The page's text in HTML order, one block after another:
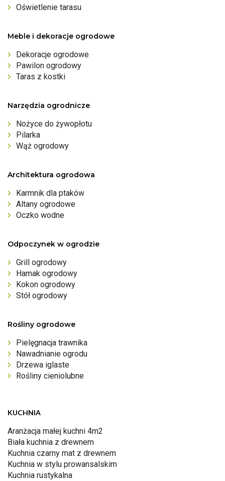
Oświetlenie tarasu
Meble i dekoracje ogrodowe
Dekoracje ogrodowe
Pawilon ogrodowy
Taras z kostki
Narzędzia ogrodnicze
Nożyce do żywopłotu
Pilarka
Wąż ogrodowy
Architektura ogrodowa
Karmnik dla ptaków
Altany ogrodowe
Oczko wodne
Odpoczynek w ogrodzie
Grill ogrodowy
Hamak ogrodowy
Kokon ogrodowy
Stół ogrodowy
Rośliny ogrodowe
Pielęgnacja trawnika
Nawadnianie ogrodu
Drzewa iglaste
Rośliny cieniolubne
KUCHNIA
Aranżacja małej kuchni 4m2
Biała kuchnia z drewnem
Kuchnia czarny mat z drewnem
Kuchnia w stylu prowansalskim
Kuchnia rustykalna